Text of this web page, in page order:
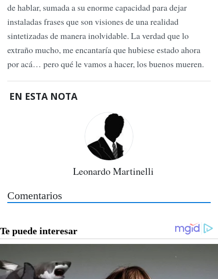
de hablar, sumada a su enorme capacidad para dejar
instaladas frases que son visiones de una realidad
sintetizadas de manera inolvidable. La verdad que lo
extraño mucho, me encantaría que hubiese estado ahora
por acá… pero qué le vamos a hacer, los buenos mueren.
EN ESTA NOTA
Leonardo Martinelli
Comentarios